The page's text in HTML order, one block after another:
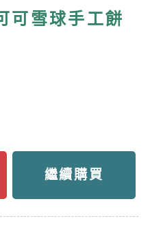
可雪球手工餅
繼續購買